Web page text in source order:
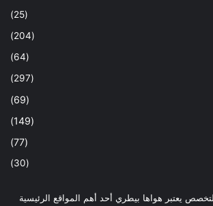
(25)
(204)
(64)
(297)
(69)
(149)
(77)
(30)
يعتبر هواها بيطري أحد أهم المواقع الرئيسية